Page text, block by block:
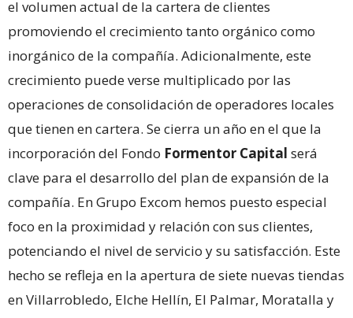
el volumen actual de la cartera de clientes
promoviendo el crecimiento tanto orgánico como
inorgánico de la compañía. Adicionalmente, este
crecimiento puede verse multiplicado por las
operaciones de consolidación de operadores locales
que tienen en cartera. Se cierra un año en el que la
incorporación del Fondo Formentor Capital será
clave para el desarrollo del plan de expansión de la
compañía. En Grupo Excom hemos puesto especial
foco en la proximidad y relación con sus clientes,
potenciando el nivel de servicio y su satisfacción. Este
hecho se refleja en la apertura de siete nuevas tiendas
en Villarrobledo, Elche Hellín, El Palmar, Moratalla y